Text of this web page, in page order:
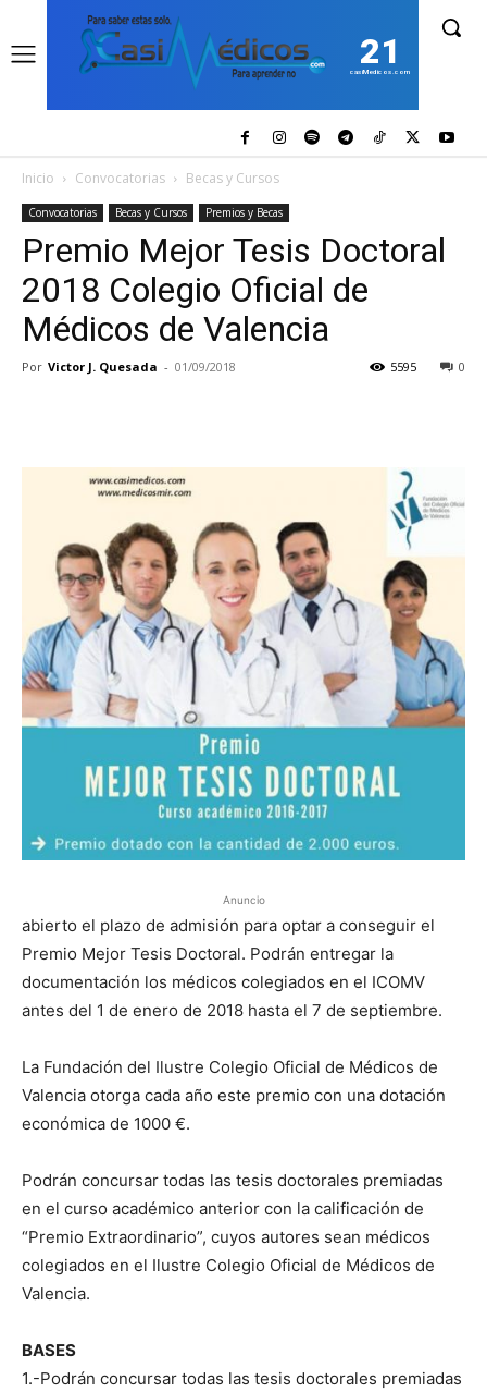
21
casiMedicos.com
Inicio Convocatorias Becas y Cursos
Convocatorias Becas y Cursos Premios y Becas
Premio Mejor Tesis Doctoral
2018 Colegio Oficial de
Médicos de Valencia
Por Victor J. Quesada - 01/09/2018 0
5595
Anuncio
abierto el plazo de admisión para optar a conseguir el
Premio Mejor Tesis Doctoral. Podrán entregar la
documentación los médicos colegiados en el ICOMV
antes del 1 de enero de 2018 hasta el 7 de septiembre.
La Fundación del Ilustre Colegio Oficial de Médicos de
Valencia otorga cada año este premio con una dotación
económica de 1000 €.
Podrán concursar todas las tesis doctorales premiadas
en el curso académico anterior con la calificación de
“Premio Extraordinario”, cuyos autores sean médicos
colegiados en el Ilustre Colegio Oficial de Médicos de
Valencia.
BASES
1.-Podrán concursar todas las tesis doctorales premiadas